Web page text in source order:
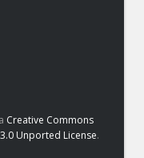
Creative Commons
Unported License.